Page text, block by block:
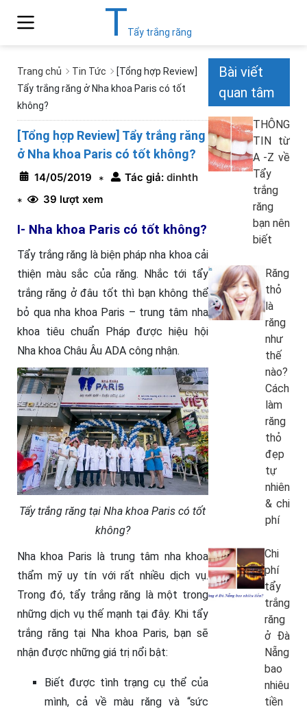
TTẩy trắng răng
Trang chủ Tin Tức
[Tổng hợp Review]
Tẩy trắng răng ở Nha khoa Paris có tốt
không?
[Tổng hợp Review] Tẩy trắng răng
ở Nha khoa Paris có tốt không?
14/05/2019 * Tác giả: dinhth
*
39 lượt xem
I- Nha khoa Paris có tốt không?
Tẩy trắng răng là biện pháp nha khoa cải
thiện màu sắc của răng. Nhắc tới tẩy
trắng răng ở đâu tốt thì bạn không thể
bỏ qua nha khoa Paris – trung tâm nha
khoa tiêu chuẩn Pháp được hiệu hội
Nha khoa Châu Âu ADA công nhận.
Tẩy trắng răng tại Nha khoa Paris có tốt
không?
Nha khoa Paris là trung tâm nha khoa
thẩm mỹ uy tín với rất nhiều dịch vụ.
Trong đó, tẩy trắng răng là một trong
những dịch vụ thế mạnh tại đây. Khi tẩy
trắng răng tại Nha khoa Paris, bạn sẽ
nhận được những giá trị nổi bật:
Biết được tình trạng cụ thể của
mình, cả về màu răng và “sức
Bài viết
quan tâm
THÔNG
TIN từ
A -Z về
Tẩy
trắng
răng
bạn nên
biết
Răng
thỏ
là
răng
như
thế
nào?
Cách
làm
răng
thỏ
đẹp
tự
nhiên
& chi
phí
Chi
phí
tẩy
trắng
răng
ở Đà
Nẵng
bao
nhiêu
tiền